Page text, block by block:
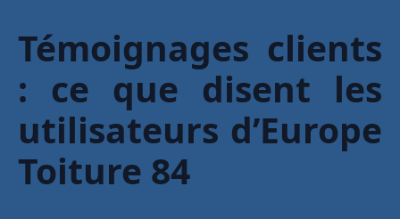
Témoignages clients
: ce que disent les
utilisateurs d’Europe
Toiture 84